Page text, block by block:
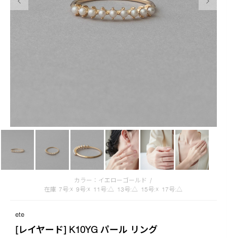
カラー：イエローゴールド /
在庫 7号:☓ 9号:☓ 11号:△ 13号:△ 15号:☓ 17号:△
ete
[レイヤード] K10YG パール リング